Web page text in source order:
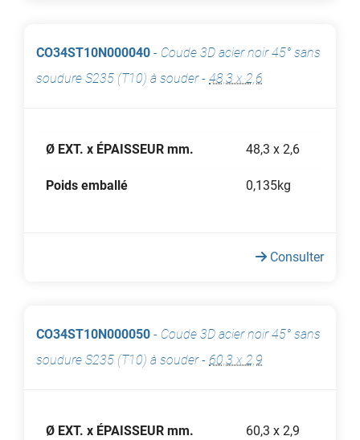
CO34ST10N000040 - Coude 3D acier noir 45° sans
soudure S235 (T10) à souder- 48,3 x 2,6
Ø EXT. x ÉPAISSEUR mm. 48,3 x 2,6
Poids emballé 0,135kg
Consulter
CO34ST10N000050 - Coude 3D acier noir 45° sans
soudure S235 (T10) à souder- 60,3 x 2,9
Ø EXT. x ÉPAISSEUR mm. 60,3 x 2,9